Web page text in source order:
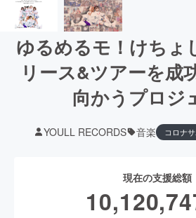
ゆるめるモ！けちょ
リース&ツアーを成
向かうプロジ
YOULL RECORDS 音楽 コロナ
現在の支援総額